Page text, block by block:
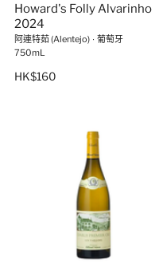
Howard's Folly Alvarinho
2024
阿連特茹 (Alentejo) ∙ 葡萄牙
750mL
HK$160